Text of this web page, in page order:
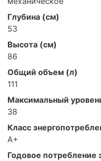
Глубина (см)
53
Высота (см)
86
Общий объем (л)
111
Максимальный
38
Класс
A+
Годовое потребление